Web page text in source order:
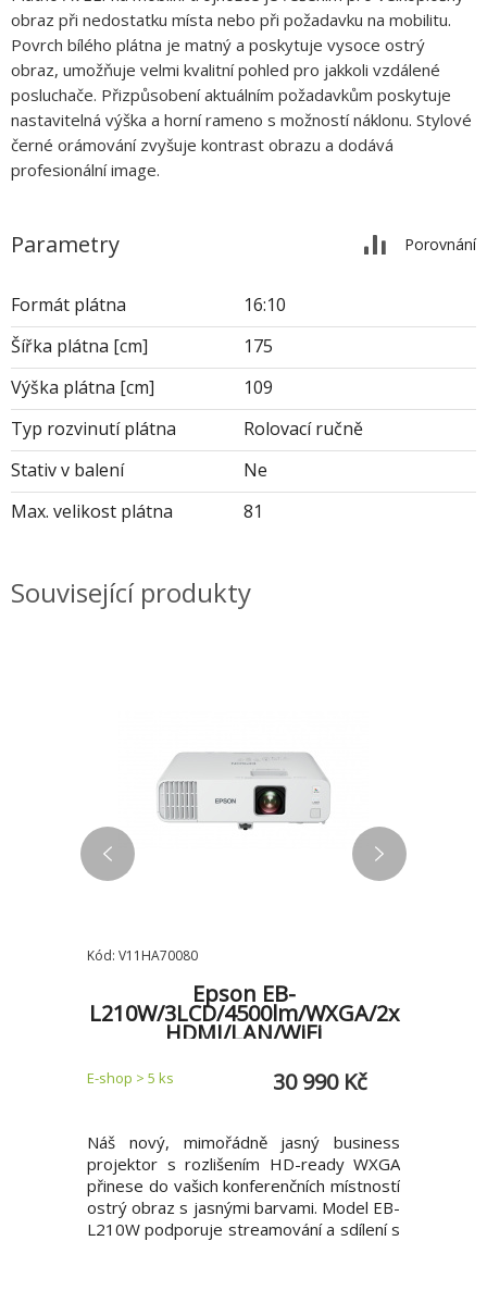
obraz při nedostatku místa nebo při požadavku na mobilitu.
Povrch bílého plátna je matný a poskytuje vysoce ostrý
obraz, umožňuje velmi kvalitní pohled pro jakkoli vzdálené
posluchače. Přizpůsobení aktuálním požadavkům poskytuje
nastavitelná výška a horní rameno s možností náklonu. Stylové
černé orámování zvyšuje kontrast obrazu a dodává
profesionální image.
Parametry Porovnání
Formát plátna
16:10
Šířka plátna [cm]
175
Výška plátna [cm]
109
Typ rozvinutí plátna
Rolovací ručně
Stativ v balení
Ne
Max. velikost plátna
81
Související produkty
Kód: V11HA70080
Epson EB-
L210W/3LCD/4500lm/WXGA/2x
HDMI/LAN/WiFi
E-shop > 5 ks 30 990 Kč
Náš nový, mimořádně jasný business
projektor s rozlišením HD-ready WXGA
přinese do vašich konferenčních místností
ostrý obraz s jasnými barvami. Model EB-
L210W podporuje streamování a sdílení s